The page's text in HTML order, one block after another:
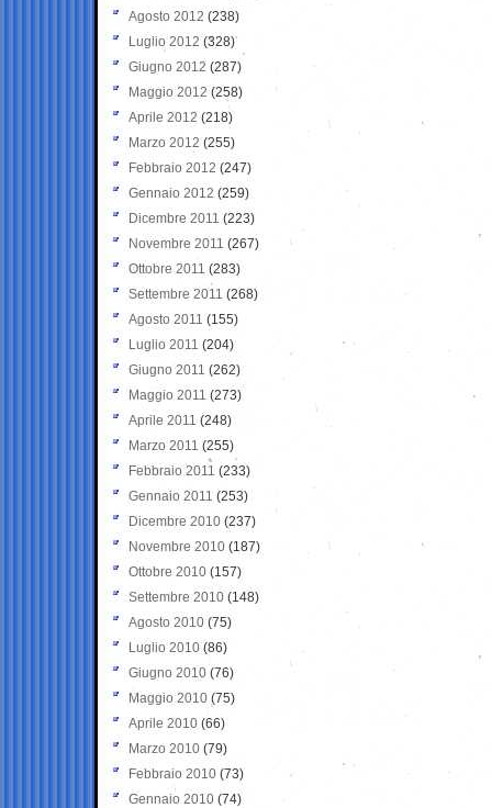
Agosto 2012 (238)
Luglio 2012 (328)
Giugno 2012 (287)
Maggio 2012 (258)
Aprile 2012 (218)
Marzo 2012 (255)
Febbraio 2012 (247)
Gennaio 2012 (259)
Dicembre 2011 (223)
Novembre 2011 (267)
Ottobre 2011 (283)
Settembre 2011 (268)
Agosto 2011 (155)
Luglio 2011 (204)
Giugno 2011 (262)
Maggio 2011 (273)
Aprile 2011 (248)
Marzo 2011 (255)
Febbraio 2011 (233)
Gennaio 2011 (253)
Dicembre 2010 (237)
Novembre 2010 (187)
Ottobre 2010 (157)
Settembre 2010 (148)
Agosto 2010 (75)
Luglio 2010 (86)
Giugno 2010 (76)
Maggio 2010 (75)
Aprile 2010 (66)
Marzo 2010 (79)
Febbraio 2010 (73)
Gennaio 2010 (74)